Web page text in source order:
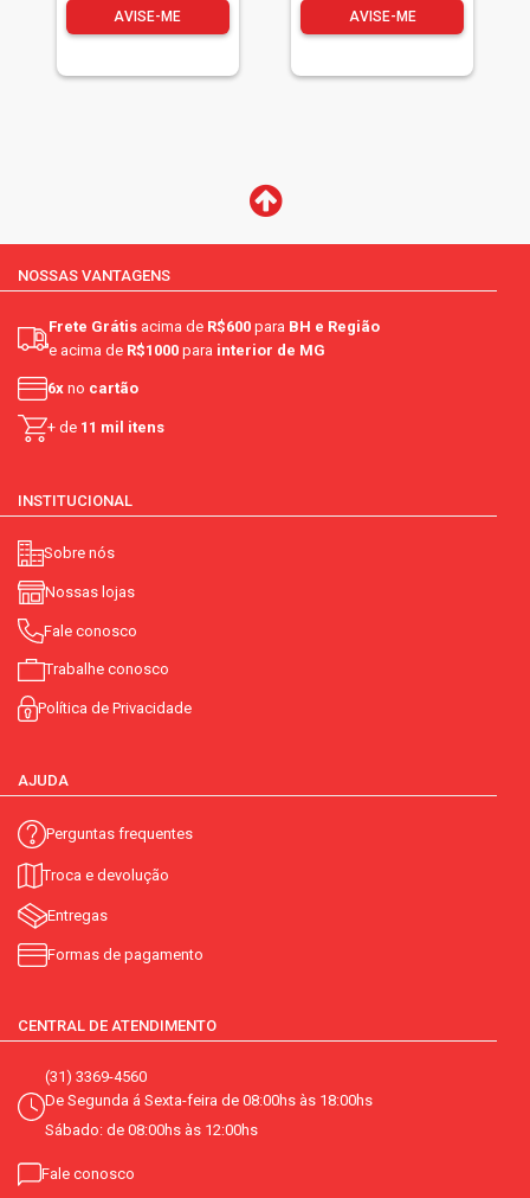
AVISE-ME AVISE-ME
NOSSAS VANTAGENS
Frete Grátis acima de R$600 para BH e Região
e acima de R$1000 para interior de MG
6x no cartão
+ de 11 mil itens
INSTITUCIONAL
Sobre nós
Nossas lojas
Fale conosco
Trabalhe conosco
Política de Privacidade
AJUDA
Perguntas frequentes
Troca e devolução
Entregas
Formas de pagamento
CENTRAL DE ATENDIMENTO
(31) 3369-4560
De Segunda á Sexta-feira de 08:00hs às 18:00hs
Sábado: de 08:00hs às 12:00hs
Fale conosco